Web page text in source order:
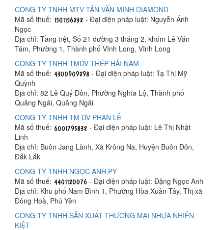
CÔNG TY TNHH MTV TÂN VĂN MINH DIAMOND
Mã số thuế:
- Đại diện pháp luật: Nguyễn Ánh
Ngọc
Địa chỉ: Tầng trệt, Số 21 đường 3 tháng 2, khóm Lê Văn
Tám, Phường 1, Thành phố Vĩnh Long, Vĩnh Long
CÔNG TY TNHH TMDV THÉP HẢI NAM
Mã số thuế:
- Đại diện pháp luật: Tạ Thị Mỹ
Quỳnh
Địa chỉ: 82 Lê Quý Đôn, Phường Nghĩa Lộ, Thành phố
Quảng Ngãi, Quảng Ngãi
CÔNG TY TNHH TM DV PHAN LÊ
Mã số thuế:
- Đại diện pháp luật: Lê Thị Nhật
Linh
Địa chỉ: Buôn Jang Lành, Xã Krông Na, Huyện Buôn Đôn,
Đắk Lắk
CÔNG TY TNHH NGỌC ANH PY
Mã số thuế:
- Đại diện pháp luật: Đặng Ngọc Anh
Địa chỉ: Khu phố Nam Bình 1, Phường Hòa Xuân Tây, Thị xã
Đông Hoà, Phú Yên
CÔNG TY TNHH SẢN XUẤT THƯƠNG MẠI NHỰA NHIÊN
KIỆT